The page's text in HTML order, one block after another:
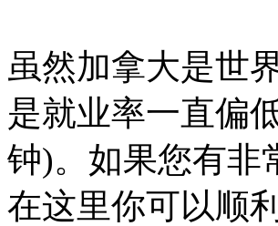
虽然加拿大是世
是就业率一直偏
钟)。如果您有非
在这里你可以顺